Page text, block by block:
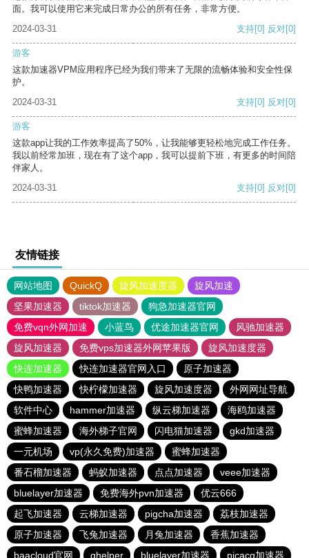
面。我可以使用它来完成日常办公的所有任务，非常方便。
2024-03-31
支持[0] 反对[0]
游客
这款加速器VPM应用程序已经为我们带来了无限的流畅体验和安全性保
护。
2024-03-31
支持[0] 反对[0]
游客
这款app让我的工作效率提高了50%，让我能够更轻松地完成工作任务。
我以前经常加班，现在有了这个app，我可以提前下班，有更多的时间陪
伴家人。
2024-03-31
支持[0] 反对[0]
友情链接
网站地图 QuickQ 旋风加速度器
旋风加速
坚果加速器
tiktok加速器
狗急加速器官网
免费vqn外网加速
小蓝鸟 优途加速器官网
风驰加速器
旋风加速器
免费vps加速器外网苹果版
旋风加速度器
快连加速器
快连加速器官网入口
原子加速器
快鸭加速器
快柠檬加速器 旋风加速度器
外网网址导航
软件中心
hammer加速器 纵云梯加速器
海鸥加速器
蜜蜂加速器
海外梯子官网 闪电猫加速器
gkd加速器
一元机场
vp(永久免费)加速器
蜜蜂加速器
番石榴加速器
蚂蚁加速器 点点加速器
veee加速器
bluelayer加速器
免费海外pvn加速器
优云666
起飞加速器
云梯加速器 pigcha加速器
荔枝加速器
原子加速器
飞兔加速器 月兔加速器
香蕉加速器
baacloud官网
ghelper bluelayer加速器 picacg加速器